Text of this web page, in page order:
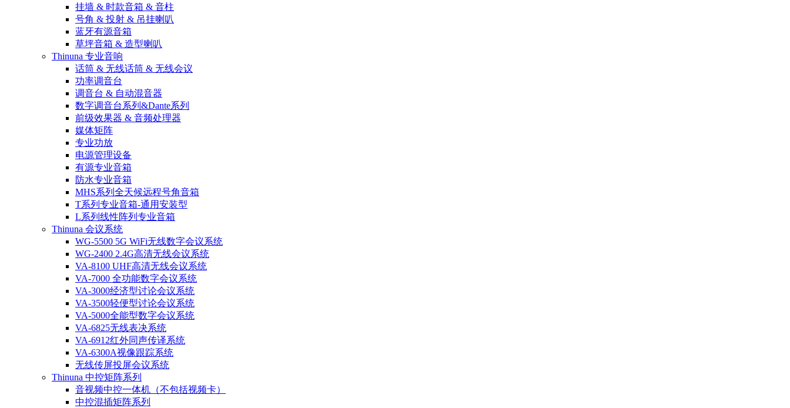
挂墙 & 时款音箱 & 音柱
号角 & 投射 & 吊挂喇叭
蓝牙有源音箱
草坪音箱 & 造型喇叭
Thinuna 专业音响
话筒 & 无线话筒 & 无线会议
功率调音台
调音台 & 自动混音器
数字调音台系列&Dante系列
前级效果器 & 音频处理器
媒体矩阵
专业功放
电源管理设备
有源专业音箱
防水专业音箱
MHS系列全天候远程号角音箱
T系列专业音箱-通用安装型
L系列线性阵列专业音箱
Thinuna 会议系统
WG-5500 5G WiFi无线数字会议系统
WG-2400 2.4G高清无线会议系统
VA-8100 UHF高清无线会议系统
VA-7000 全功能数字会议系统
VA-3000经济型讨论会议系统
VA-3500轻便型讨论会议系统
VA-5000全能型数字会议系统
VA-6825无线表决系统
VA-6912红外同声传译系统
VA-6300A视像跟踪系统
无线传屏投屏会议系统
Thinuna 中控矩阵系列
音视频中控一体机（不包括视频卡）
中控混插矩阵系列